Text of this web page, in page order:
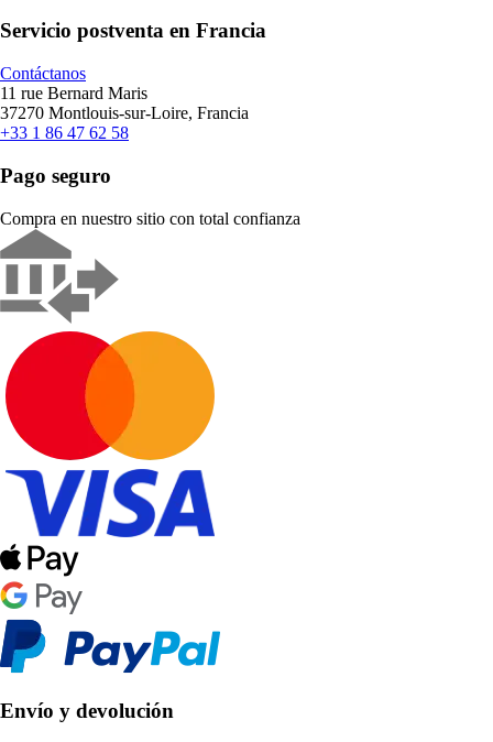
Servicio postventa en Francia
Contáctanos
11 rue Bernard Maris
37270 Montlouis-sur-Loire, Francia
+33 1 86 47 62 58
Pago seguro
Compra en nuestro sitio con total confianza
Envío y devolución